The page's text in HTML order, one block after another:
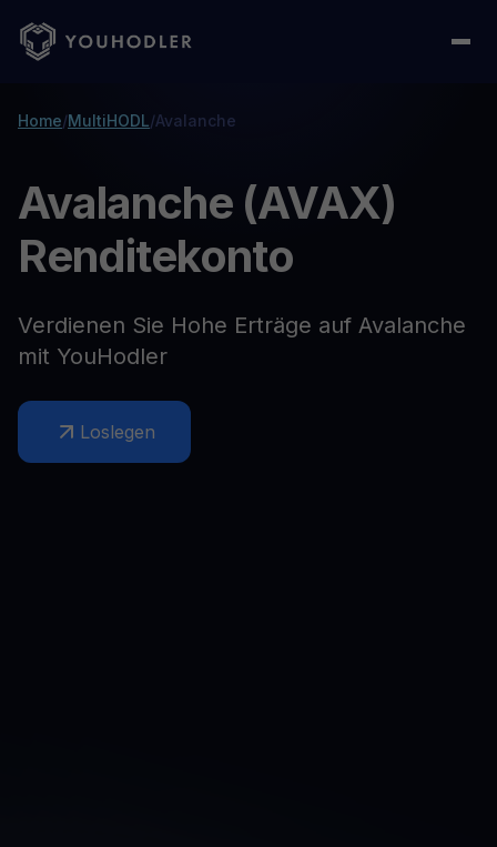
Home/MultiHODL/Avalanche
Avalanche (AVAX)
Renditekonto
Verdienen Sie Hohe Erträge auf Avalanche
mit YouHodler
Loslegen